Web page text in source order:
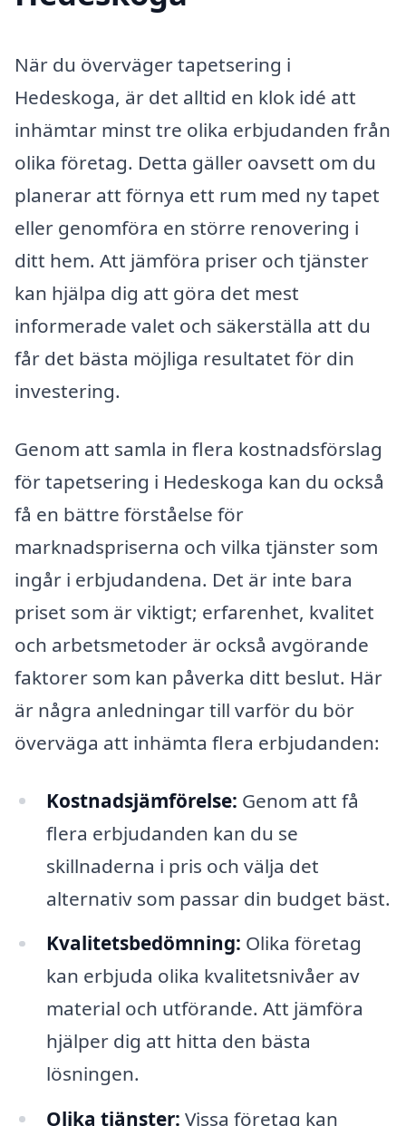
När du överväger tapetsering i
Hedeskoga, är det alltid en klok idé att
inhämtar minst tre olika erbjudanden från
olika företag. Detta gäller oavsett om du
planerar att förnya ett rum med ny tapet
eller genomföra en större renovering i
ditt hem. Att jämföra priser och tjänster
kan hjälpa dig att göra det mest
informerade valet och säkerställa att du
får det bästa möjliga resultatet för din
investering.
Genom att samla in flera kostnadsförslag
för tapetsering i Hedeskoga kan du också
få en bättre förståelse för
marknadspriserna och vilka tjänster som
ingår i erbjudandena. Det är inte bara
priset som är viktigt; erfarenhet, kvalitet
och arbetsmetoder är också avgörande
faktorer som kan påverka ditt beslut. Här
är några anledningar till varför du bör
överväga att inhämta flera erbjudanden:
Kostnadsjämförelse: Genom att få
flera erbjudanden kan du se
skillnaderna i pris och välja det
alternativ som passar din budget bäst.
Kvalitetsbedömning: Olika företag
kan erbjuda olika kvalitetsnivåer av
material och utförande. Att jämföra
hjälper dig att hitta den bästa
lösningen.
Olika tjänster: Vissa företag kan